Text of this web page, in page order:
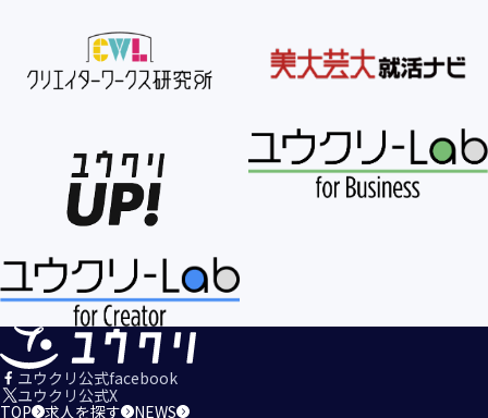
第１項及びJISQ15001:2017の附属書A.3.4.2.4に基づき公表し
＜個人情報の利用目的＞
１．当社のサービスを提供するため
２．当社のサービスを安心・安全にご利用いただける環境整
備のため
３．当社のサービスの運営・管理のため
４．当社のサービスに関するご案内、お問い合せ等への対応
５．当社、その他当社のサービスについての調査・データ集
積、改善、研究開発のため
６．当社がおすすめする商品・サービスなどのご案内を送
信・送付するため
７．当社とお客様の間での必要な連絡を行うため
８．当社のサービスに関する当社の規約、ポリシー等（以下
「規約等」といいます。）に違反する行為に対する対応のた
ユウクリ公式facebook
ユウクリ公式X
TOP 求人を探す NEWS